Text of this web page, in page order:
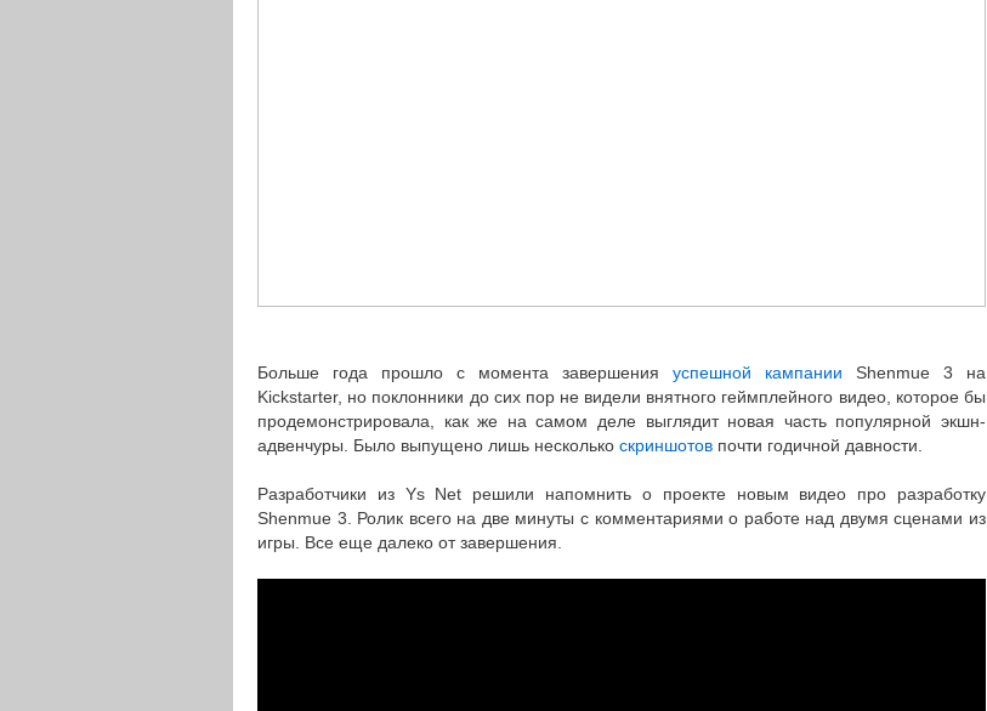
Больше года прошло с момента завершения успешной кампании Shenmue 3 на
Kickstarter, но поклонники до сих пор не видели внятного геймплейного видео, которое бы
продемонстрировала, как же на самом деле выглядит новая часть популярной экшн-
адвенчуры. Было выпущено лишь несколько скриншотов почти годичной давности.
Разработчики из Ys Net решили напомнить о проекте новым видео про разработку
Shenmue 3. Ролик всего на две минуты с комментариями о работе над двумя сценами из
игры. Все еще далеко от завершения.